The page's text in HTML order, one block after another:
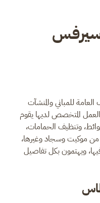
للمباني والمنشآت
العمل المتخصص لديها يقوم
وتنظيف الحمامات،
من موكيت وسجاد وغيرها،
ويهتمون بكل تفاصيل